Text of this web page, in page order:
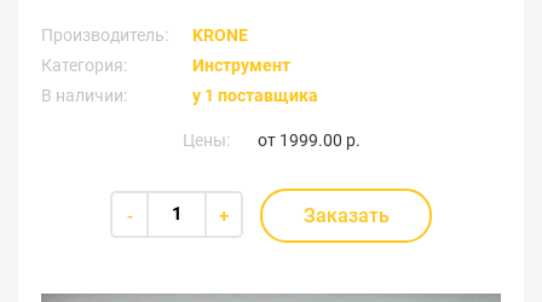
Производитель:
KRONE
Категория:
Инструмент
В наличии:
у 1 поставщика
Цены: от 1999.00 р.
- + Заказать